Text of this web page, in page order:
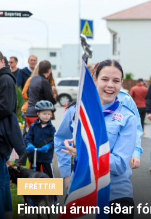
FRÉTTIR
Fimmtíu árum síðar